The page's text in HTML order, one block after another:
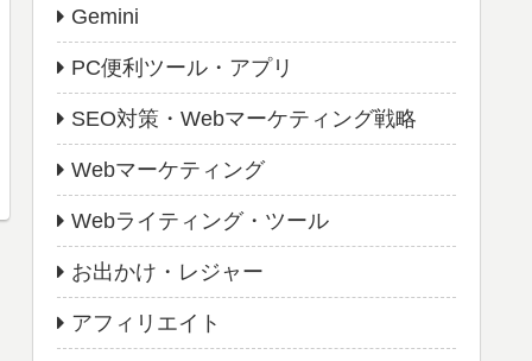
Gemini
PC便利ツール・アプリ
SEO対策・Webマーケティング戦略
Webマーケティング
Webライティング・ツール
お出かけ・レジャー
アフィリエイト